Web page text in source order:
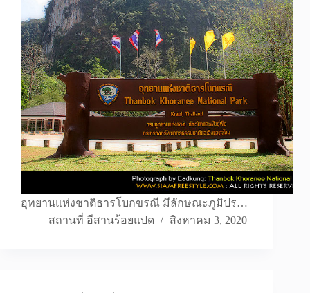
อุทยานแห่งชาติธารโบกขรณี มีลักษณะภูมิปร…
สถานที่ อีสานร้อยแปด
สิงหาคม 3, 2020